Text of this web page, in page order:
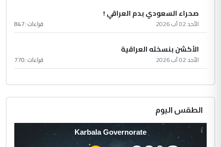
صحراء السعودي بدم العراقي !
الأحد 02 آب 2026 قراءات :847
الأكشن بنسخته العراقية
الأحد 02 آب 2026 قراءات :770
الطقس اليوم
Karbala Governorate